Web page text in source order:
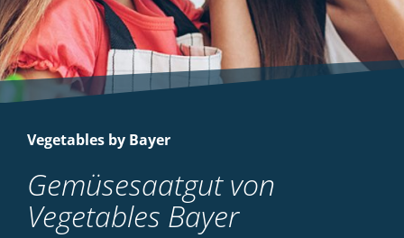
Vegetables by Bayer
Gemüsesaatgut von
Vegetables Bayer